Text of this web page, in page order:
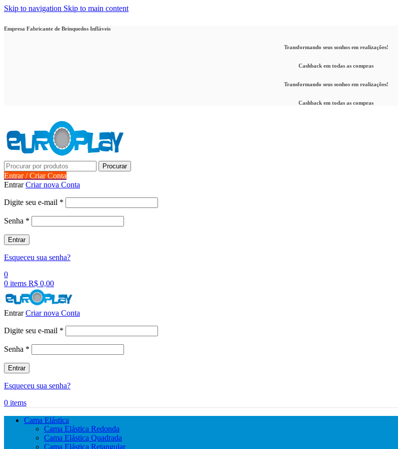
Skip to navigation Skip to main content
Empresa Fabricante de Brinquedos Infláveis
Transformando seus sonhos em realizações!
Cashback em todas as compras
Transformando seus sonhos em realizações!
Cashback em todas as compras
Procurar
Entrar / Criar Conta
EntrarCriar nova Conta
Digite seu e-mail *
Senha *
Entrar
Esqueceu sua senha?
0
0 items R$ 0,00
EntrarCriar nova Conta
Digite seu e-mail *
Senha *
Entrar
Esqueceu sua senha?
0 items
Cama Elástica
Cama Elástica Redonda
Cama Elástica Quadrada
Cama Elástica Retangular